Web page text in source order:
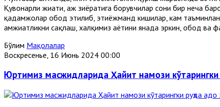
Қувонарли жиҳати, ҳаж зиёратига борувчилар сони бир неча
қадамжолар обод этилиб, эҳтиёжманд кишилар, кам
ҳамжиҳатликни сақлаш, халқимиз ҳаётини янада эркин, обод
Бўлим Мақолалар
Воскресенье, 16 Июнь 2024 00:00
Юртимиз масжидларида Ҳайит намози